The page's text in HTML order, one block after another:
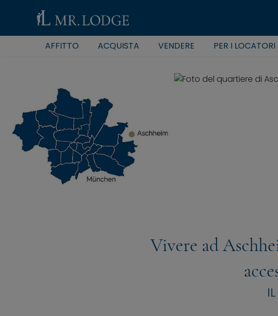
AFFITTO ACQUISTA VENDERE PER I LOCATORI
Vivere ad